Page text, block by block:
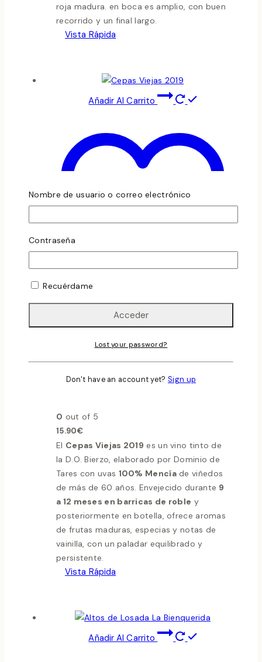
roja madura. en boca es amplio, con buen
recorrido y un final largo.
Vista Rápida
Añadir Al Carrito
Añadir a la lista de deseos
Compare
Tintos con Barrica / Media Crianza
0 out of 5
15.90€
El Cepas Viejas 2019 es un vino tinto de
la D.O. Bierzo, elaborado por Dominio de
Tares con uvas 100% Mencíade viñedos
de más de 60 años. Envejecido durante 9
a 12 meses en barricas de roble y
posteriormente en botella, ofrece aromas
de frutas maduras, especias y notas de
vainilla, con un paladar equilibrado y
persistente.
Vista Rápida
Añadir Al Carrito
Nombre de usuario o correo electrónico
Contraseña
Recuérdame
Lost your password?
Don't have an account yet? Sign up